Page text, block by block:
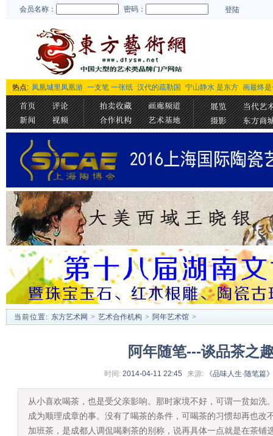
会员名称： 密码： 登陆
热点: 凤凰城里凤凰游 一支笔 一张纸 汉代的疏勒国 宁山静水 是东方 画最终
当前位置: 东方艺术网 > 艺术合作机构 > 阿年艺术馆 >
阿年随笔---谈品茶之
时间: 2014-04-11 22:45 来源: 《品味人生·随笔篇
从小喜欢喝茶，也是受父亲影响。那时家境不好，可谓一贫如洗
成为顺理成章的事。没有了喝茶的条件，可喝茶的习惯却再也改
加班茶，是成都人调侃喝剩茶的别称，说再具体一点就是在茶铺